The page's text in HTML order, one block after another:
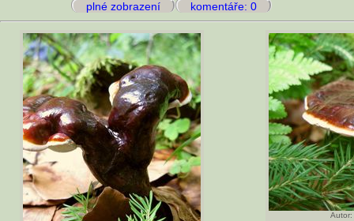
plné zobrazení komentáře: 0
Autor: